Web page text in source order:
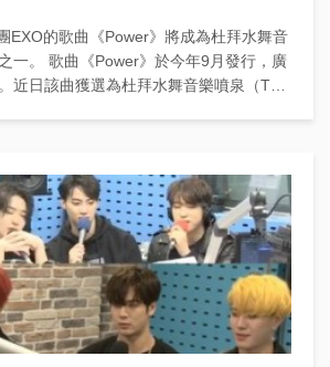
EXO的歌曲《Power》將成為杜拜水舞音
9月發行，廣
近日該曲獲選為杜拜水舞音樂噴泉（The